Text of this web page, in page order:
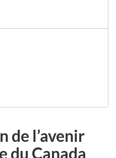
de l’avenir
du Canada